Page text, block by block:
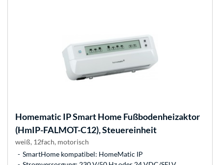
Homematic IPSmart Home Fußbodenheizaktor
(HmIP-FALMOT-C12), Steuereinheit
weiß, 12fach, motorisch
SmartHome kompatibel: HomeMatic IP